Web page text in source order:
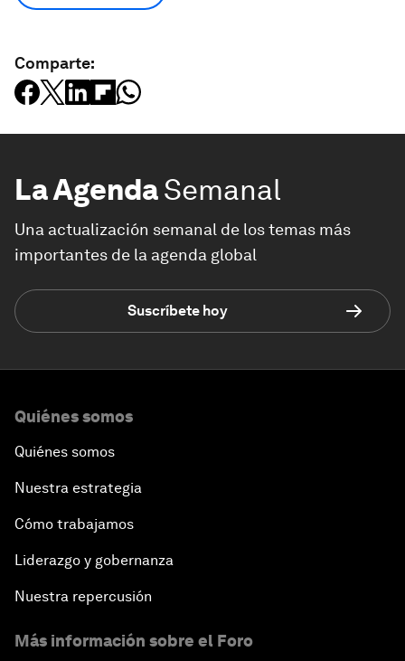
Comparte:
La AgendaSemanal
Una actualización semanal de los temas más
importantes de la agenda global
Suscríbete hoy
Quiénes somos
Quiénes somos
Nuestra estrategia
Cómo trabajamos
Liderazgo y gobernanza
Nuestra repercusión
Más información sobre el Foro